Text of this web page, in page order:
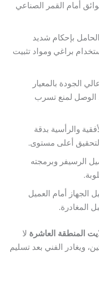
أمام القمر الصناعي
بإحكام شديد
براغي ومواد تثبيت
الجودة بالمعيار
الوصل لمنع تسرب
والرأسية بدقة
لتحقيق أعلى مستوى.
الرسيفر وبرمجته
الجهاز أمام العميل
المغادرة.
المنطقة العاشرة لا
ويغادر الفني بعد تسليم